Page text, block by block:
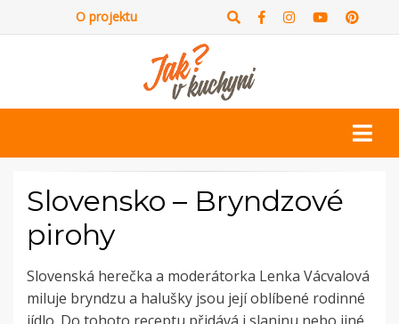
O projektu
Slovensko – Bryndzové
pirohy
Slovenská herečka a moderátorka Lenka Vácvalová
miluje bryndzu a halušky jsou její oblíbené rodinné